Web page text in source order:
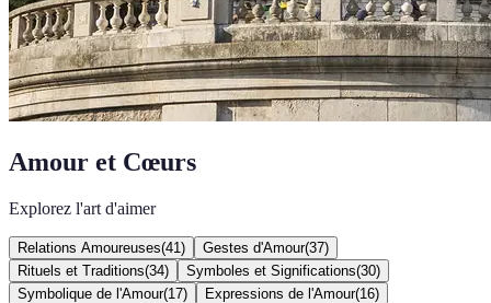
Amour et Cœurs
Explorez l'art d'aimer
Relations Amoureuses(41 ) Gestes d'Amour(37)
Rituels et Traditions(34) Symboles et Significations(30)
Symbolique de l'Amour(17) Expressions de l'Amour(16)